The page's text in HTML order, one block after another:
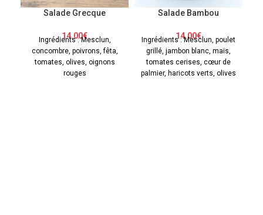
Salade Grecque
14.00€
Ingrédients : Mesclun,
concombre, poivrons, fêta,
tomates, olives, oignons
rouges
Salade Bambou
14.00€
Ingrédients : Mesclun, poulet
grillé, jambon blanc, maïs,
tomates cerises, cœur de
palmier, haricots verts, olives